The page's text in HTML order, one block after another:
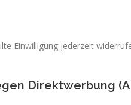
Einwilligung jederzeit
Direktwerbung